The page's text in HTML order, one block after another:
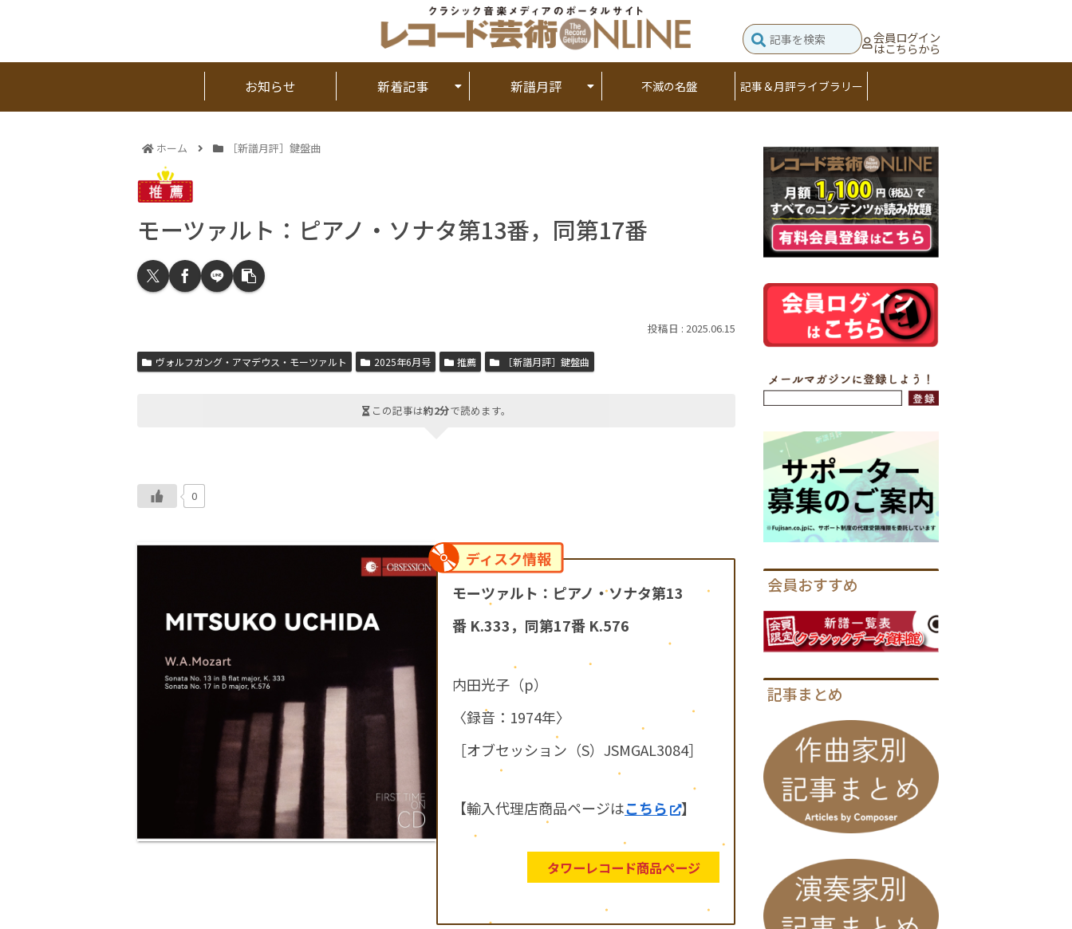
会員ログイン
はこちらから
お知らせ 新着記事 新譜月評 不滅の名盤 記事＆月評ライブラリー
ホーム ［新譜月評］鍵盤曲
モーツァルト：ピアノ・ソナタ第13番，同第17番
2025.06.15
ヴォルフガング・アマデウス・モーツァルト 2025年6月号 推薦 ［新譜月評］鍵盤曲
この記事は約2分で読めます。
0
ディスク情報
モーツァルト：ピアノ・ソナタ第13
番 K.333，同第17番 K.576
内田光子（p）
〈録音：1974年〉
［オブセッション（S）JSMGAL3084］
【輸入代理店商品ページはこちら 】
タワーレコード商品ページ
会員おすすめ
記事まとめ